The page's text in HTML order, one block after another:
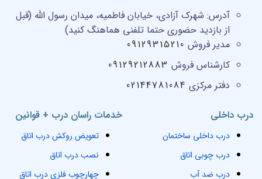
خدمات راسان درب + قوانین
تعویض روکش درب اتاق
نصب درب اتاق
چهارچوب فلزی درب اتاق
درب داخلی
درب داخلی ساختمان
درب چوبی اتاق
درب ضد آب
آدرس: شهرک آزادی، خیابان فاطمیه، میدان رسول الله (قبل
از بازدید حضوری حتما تلفنی هماهنگ کنید)
مدیر فروش 09129315210
کارشناس فروش 09129212883
دفتر مرکزی 02144781084